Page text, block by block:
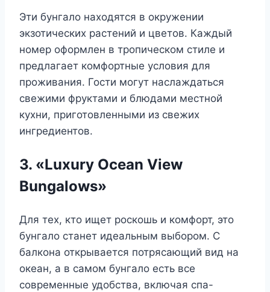
Эти бунгало находятся в окружении
экзотических растений и цветов. Каждый
номер оформлен в тропическом стиле и
предлагает комфортные условия для
проживания. Гости могут наслаждаться
свежими фруктами и блюдами местной
кухни, приготовленными из свежих
ингредиентов.
3. «Luxury Ocean View
Bungalows»
Для тех, кто ищет роскошь и комфорт, это
бунгало станет идеальным выбором. С
балкона открывается потрясающий вид на
океан, а в самом бунгало есть все
современные удобства, включая спа-